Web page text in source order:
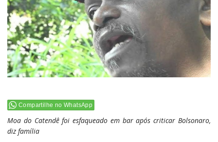
Compartilhe no WhatsApp
Moa do Catendê foi esfaqueado em bar após criticar Bolsonaro,
diz família